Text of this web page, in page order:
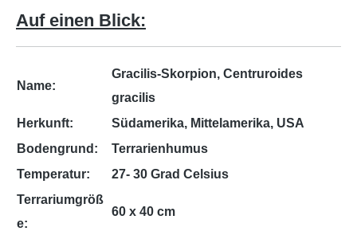
Auf einen Blick:
Name:
Gracilis-Skorpion, Centruroides
gracilis
Herkunft:
Südamerika, Mittelamerika, USA
Bodengrund:
Terrarienhumus
Temperatur:
27- 30 Grad Celsius
Terrariumgröß
e:
60 x 40 cm